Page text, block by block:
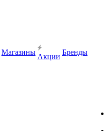
Магазины
Акции
Бренды